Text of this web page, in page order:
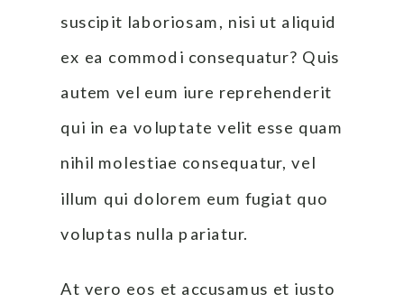
suscipit laboriosam, nisi ut aliquid
ex ea commodi consequatur? Quis
autem vel eum iure reprehenderit
qui in ea voluptate velit esse quam
nihil molestiae consequatur, vel
illum qui dolorem eum fugiat quo
voluptas nulla pariatur.
At vero eos et accusamus et iusto